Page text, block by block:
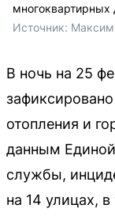
многоквартирных
Источник: Максим
В ночь на 25
отопления и
данным
службы,
на 14 улицах,